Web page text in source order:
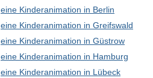
eine Kinderanimation in Berlin
eine Kinderanimation in Greifswald
eine Kinderanimation in Güstrow
eine Kinderanimation in Hamburg
eine Kinderanimation in Lübeck